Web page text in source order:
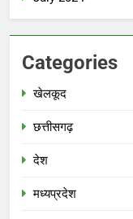
Categories
खेलकूद
छत्तीसगढ़
देश
मध्‍यप्रदेश